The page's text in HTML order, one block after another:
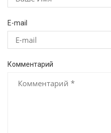
E-mail
Комментарий